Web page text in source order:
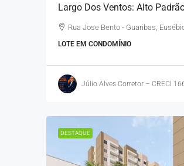
Largo Dos Ventos: Alto
Rua Jose Bento - Guaribas,
LOTE EM CONDOMÍNIO
Júlio Alves Corretor – CRECI
DESTAQUE
R.